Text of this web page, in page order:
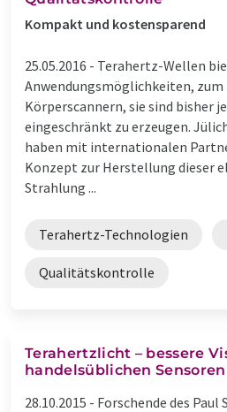
Kompakt und kostensparend
25.05.2016 - Terahertz-Wellen
Anwendungsmöglichkeiten, zum
Körperscannern, sie sind bisher
eingeschränkt zu erzeugen.
haben mit internationalen
Konzept zur Herstellung dieser
Strahlung ...
Terahertz-Technologien
Qualitätskontrolle
Terahertzlicht – bessere
handelsüblichen Sensoren
28.10.2015 - Forschende des